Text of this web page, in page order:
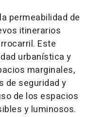
permeabilidad de
itinerarios
Este
urbanística y
marginales,
de seguridad y
de los espacios
y luminosos.